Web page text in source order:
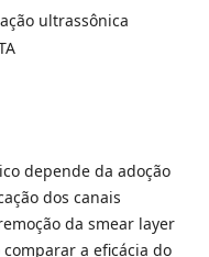
ultrassônica
depende da adoção
dos canais
da smear layer
comparar a eficácia do